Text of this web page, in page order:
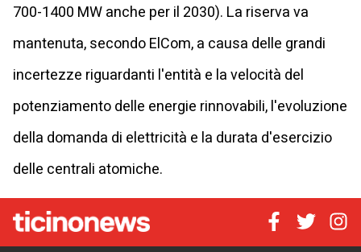
700-1400 MW anche per il 2030). La riserva va
mantenuta, secondo ElCom, a causa delle grandi
incertezze riguardanti l'entità e la velocità del
potenziamento delle energie rinnovabili, l'evoluzione
della domanda di elettricità e la durata d'esercizio
delle centrali atomiche.